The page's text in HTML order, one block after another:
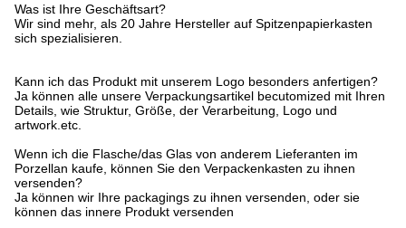
Was ist Ihre Geschäftsart?
Wir sind mehr, als 20 Jahre Hersteller auf Spitzenpapierkasten
sich spezialisieren.
Kann ich das Produkt mit unserem Logo besonders anfertigen?
Ja können alle unsere Verpackungsartikel becutomized mit Ihren
Details, wie Struktur, Größe, der Verarbeitung, Logo und
artwork.etc.
Wenn ich die Flasche/das Glas von anderem Lieferanten im
Porzellan kaufe, können Sie den Verpackenkasten zu ihnen
versenden?
Ja können wir Ihre packagings zu ihnen versenden, oder sie
können das innere Produkt versenden